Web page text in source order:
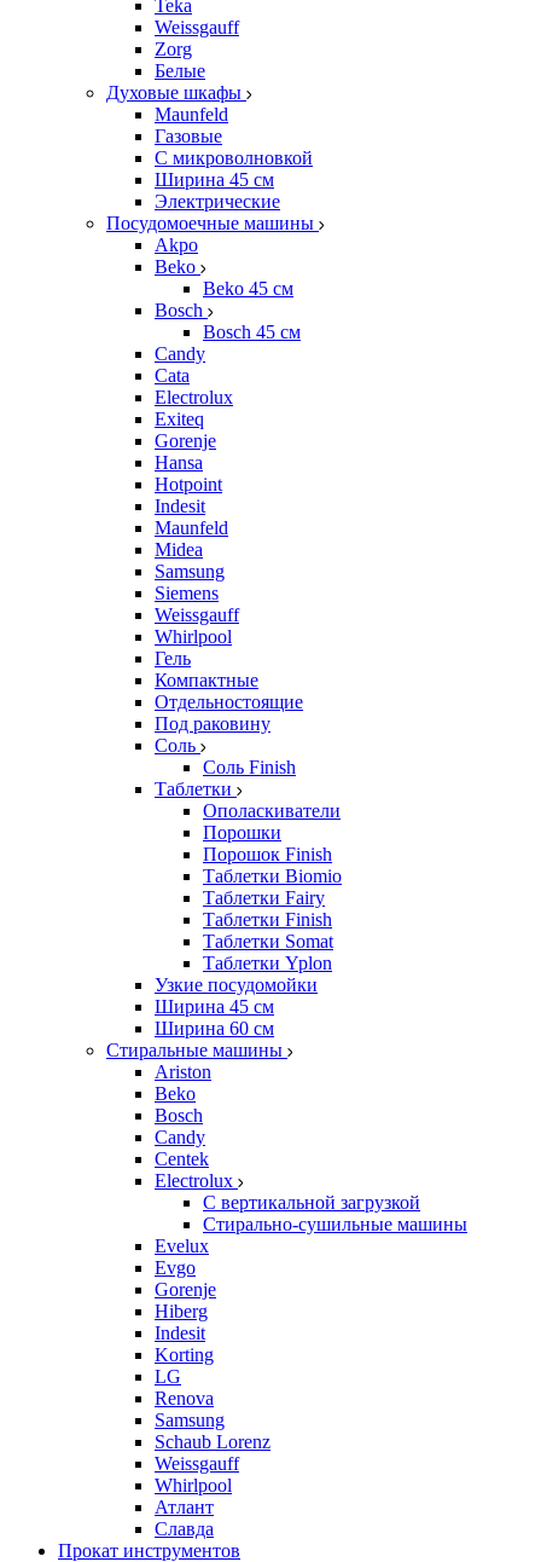
Teka
Weissgauff
Zorg
Белые
Духовые шкафы
Maunfeld
Газовые
С микроволновкой
Ширина 45 см
Электрические
Посудомоечные машины
Akpo
Beko
Beko 45 см
Bosch
Bosch 45 см
Candy
Cata
Electrolux
Exiteq
Gorenje
Hansa
Hotpoint
Indesit
Maunfeld
Midea
Samsung
Siemens
Weissgauff
Whirlpool
Гель
Компактные
Отдельностоящие
Под раковину
Соль
Соль Finish
Таблетки
Ополаскиватели
Порошки
Порошок Finish
Таблетки Biomio
Таблетки Fairy
Таблетки Finish
Таблетки Somat
Таблетки Yplon
Узкие посудомойки
Ширина 45 см
Ширина 60 см
Стиральные машины
Ariston
Beko
Bosch
Candy
Centek
Electrolux
С вертикальной загрузкой
Стирально-сушильные машины
Evelux
Evgo
Gorenje
Hiberg
Indesit
Korting
LG
Renova
Samsung
Schaub Lorenz
Weissgauff
Whirlpool
Атлант
Славда
Прокат инструментов